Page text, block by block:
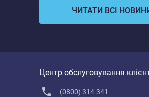
ЧИТАТИ ВСІ
Центр обслуговування
(0800) 314-341